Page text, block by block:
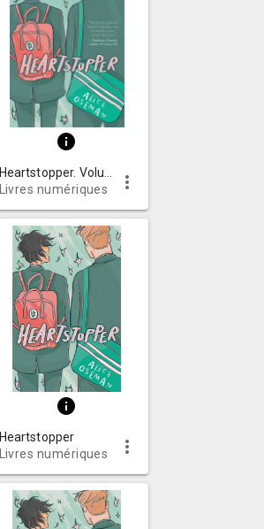
info
Livres numériques
more_vert
info
Heartstopper
Livres numériques
more_vert